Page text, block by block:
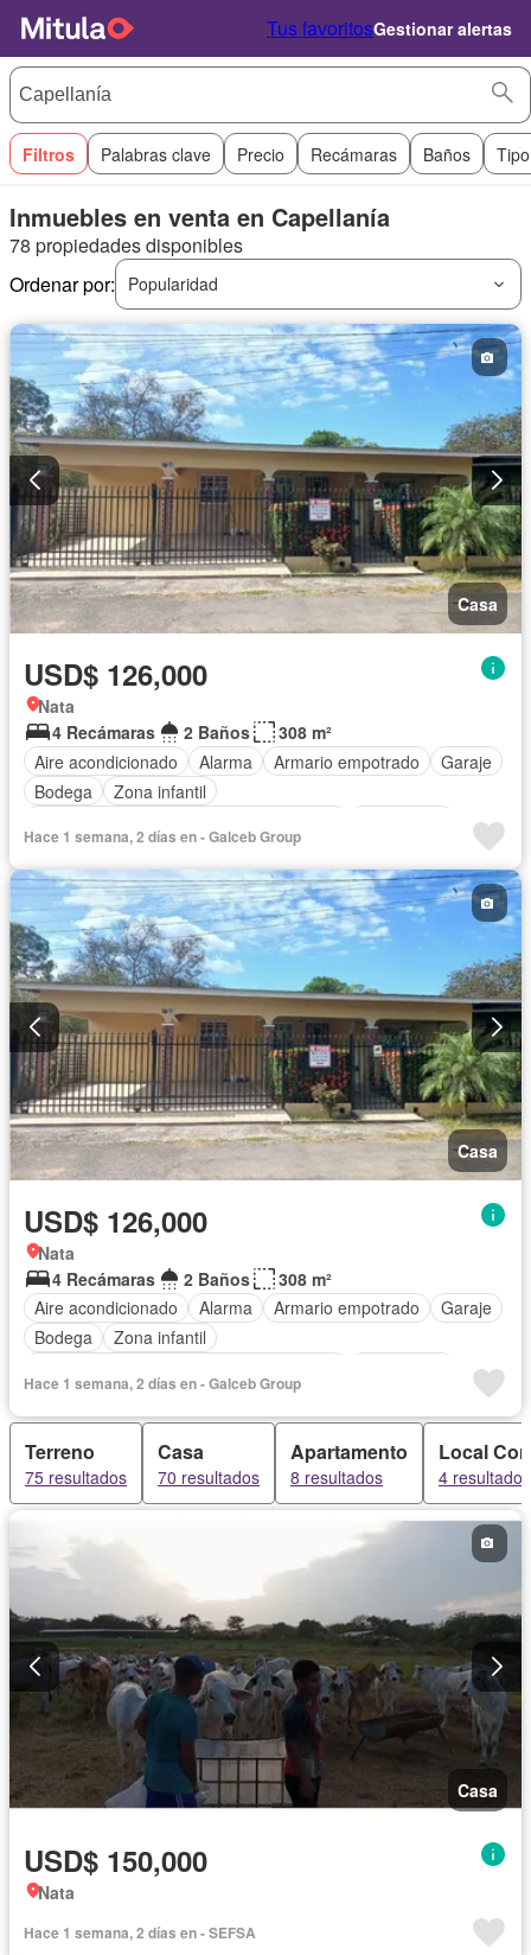
Tus favoritosGestionar alertas
Filtros Palabras clave Precio Recámaras Baños
Inmuebles en venta en Capellanía
78 propiedades disponibles
Ordenar por:
Popularidad
Casa
USD$ 126,000
Nata
4 Recámaras
2 Baños
308 m²
Aire acondicionado
Alarma Armario empotrado
Garaje
Bodega
Zona infantil
Cocina equipada
Jardín Cocina integral
Vista panorámica
Seguridad Agua Patio
Hace 1 semana, 2 días en - Galceb Group
Casa
USD$ 126,000
Nata
4 Recámaras
2 Baños
308 m²
Aire acondicionado
Alarma Armario empotrado
Garaje
Bodega
Zona infantil
Cocina equipada
Jardín Cocina integral
Vista panorámica
Seguridad Agua Patio
Hace 1 semana, 2 días en - Galceb Group
Terreno
75 resultados
Casa
70 resultados
Apartamento
8 resultados
Local
4 resultados
Casa
USD$ 150,000
Nata
Hace 1 semana, 2 días en - SEFSA